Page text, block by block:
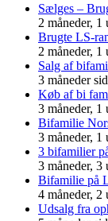
Sælges –
2 måneder, 1
Brugte LS-
2 måneder, 1
Salg af
3 måneder
Køb af bi
3 måneder, 1
Bifamilie
3 måneder, 1
3 bifamilier
3 måneder, 3
Bifamilie på
4 måneder, 2
Udsalg fra